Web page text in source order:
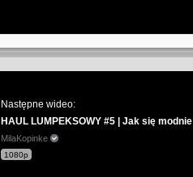
Następne wideo:
HAUL LUMPEKSOWY #5 | Jak się
MilaKopinke
1080p